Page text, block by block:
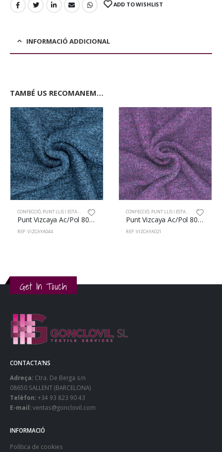
ADD TO WISHLIST
INFORMACIÓ ADDICIONAL
TAMBÉ US RECOMANEM…
CONFECCIÓ, PUNT LLIS I ESTAMPAT
Punt Vizcaya Ac/Pol 80/20% 150cm Blau
REF: VIZCAYA044
CONFECCIÓ, PUNT LLIS I ESTAMPAT
Punt Vizcaya Ac/Pol 80/20% 150cm Cirera
REF: VIZCAYA021
Get In Touch
CONTACTA’NS
Adreça: Ctra. De Berga s/n
08650 SALLENT (BARCELONA)
Telèfon:+34 93 823 90 43
E-mail:ventas@gonclovil.com
INFORMACIÓ
Política de cookies